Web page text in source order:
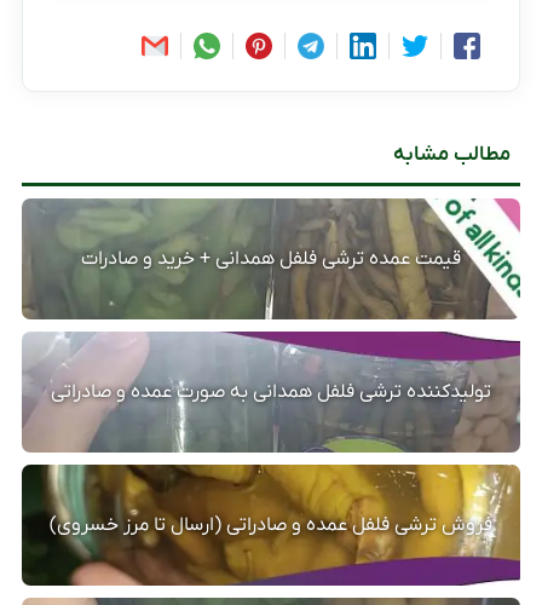
مطالب مشابه
قیمت عمده ترشی فلفل همدانی + خرید و صادرات
تولیدکننده ترشی فلفل همدانی به صورت عمده و صادراتی
فروش ترشی فلفل عمده و صادراتی (ارسال تا مرز خسروی)